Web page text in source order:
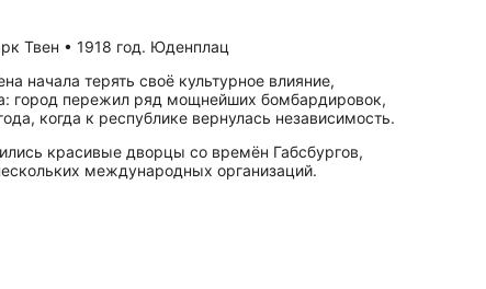
Твен • 1918 год. Юденплац
начала терять своё культурное влияние,
город пережил ряд мощнейших бомбардировок,
когда к республике вернулась независимость.
красивые дворцы со времён Габсбургов,
международных организаций.